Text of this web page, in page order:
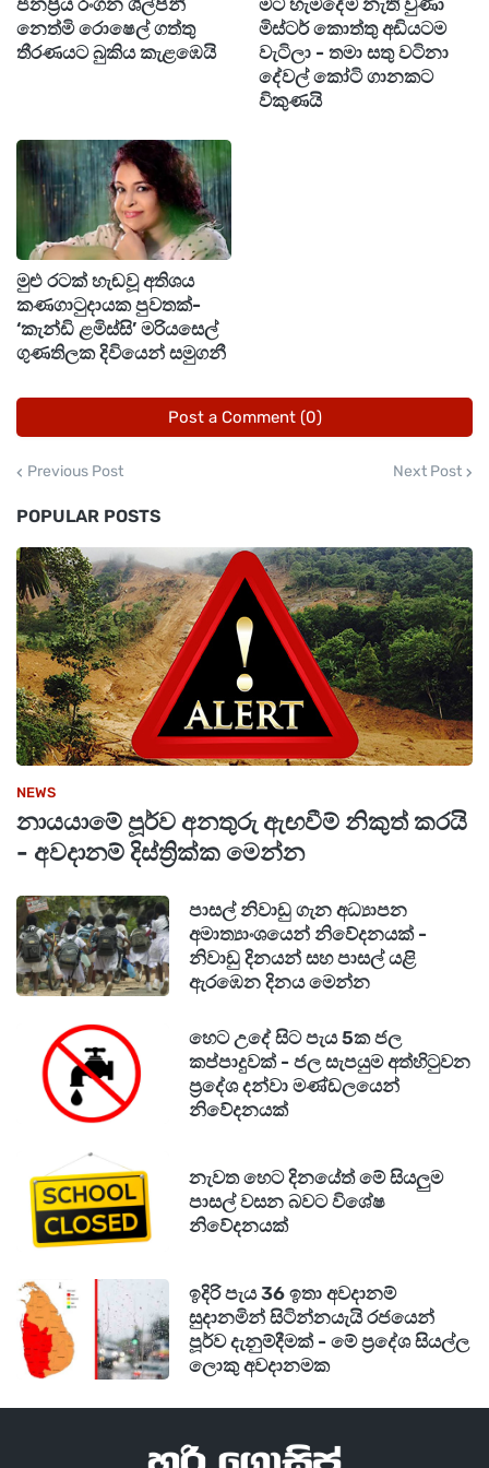
ජනප්‍රිය රංගන ශිල්පිනී
නෙත්මි රොෂෙල් ගත්තු
තීරණයට බුකිය කැළඹෙයි
මට හැමදේම නැති වුණා
මිස්ටර් කොත්තු අඩියටම
වැටිලා - තමා සතු වටිනා
දේවල් කෝටි ගානකට
විකුණයි
මුළු රටක් හැඬවූ අතිශය
කණගාටුදායක පුවතක්-
‘කැන්ඩි ළමිස්සි’ මරියසෙල්
ගුණතිලක දිවියෙන් සමුගනී
Post a Comment (0)
Previous Post Next Post
POPULAR POSTS
NEWS
නායයාමේ පූර්ව අනතුරු ඇඟවීම් නිකුත් කරයි
- අවදානම් දිස්ත්‍රික්ක මෙන්න
පාසල් නිවාඩු ගැන අධ්‍යාපන
අමාත්‍යාංශයෙන් නිවේදනයක් -
නිවාඩු දිනයන් සහ පාසල් යළි
ඇරඹෙන දිනය මෙන්න
හෙට උදේ සිට පැය 5ක ජල
කප්පාදුවක් - ජල සැපයුම අත්හිටුවන
ප්‍රදේශ දන්වා මණ්ඩලයෙන්
නිවේදනයක්
නැවත හෙට දිනයේත් මේ සියලුම
පාසල් වසන බවට විශේෂ
නිවේදනයක්
ඉදිරි පැය 36 ඉතා අවදානම්
සුදානමින් සිටින්නයැයි රජයෙන්
පූර්ව දැනුම්දීමක් - මේ ප්‍රදේශ සියල්ල
ලොකු අවදානමක